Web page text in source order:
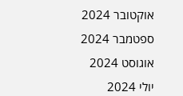
אוקטובר 2024
ספטמבר 2024
אוגוסט 2024
יולי 2024